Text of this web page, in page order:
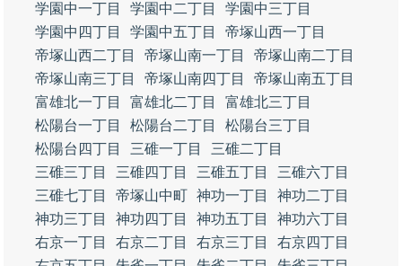
学園中一丁目
学園中二丁目
学園中三丁目
学園中四丁目
学園中五丁目
帝塚山西一丁目
帝塚山西二丁目
帝塚山南一丁目
帝塚山南二丁目
帝塚山南三丁目
帝塚山南四丁目
帝塚山南五丁目
富雄北一丁目
富雄北二丁目
富雄北三丁目
松陽台一丁目
松陽台二丁目
松陽台三丁目
松陽台四丁目
三碓一丁目
三碓二丁目
三碓三丁目
三碓四丁目 三碓五丁目
三碓六丁目
三碓七丁目
帝塚山中町 神功一丁目
神功二丁目
神功三丁目
神功四丁目 神功五丁目
神功六丁目
右京一丁目
右京二丁目 右京三丁目
右京四丁目